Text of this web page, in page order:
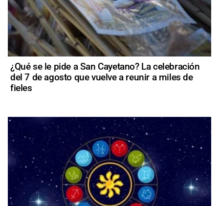
¿Qué se le pide a San Cayetano? La celebración
del 7 de agosto que vuelve a reunir a miles de
fieles